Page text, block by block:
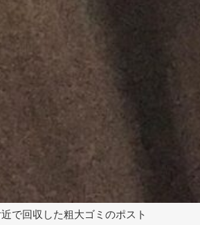
で回収した粗大ゴミのポスト